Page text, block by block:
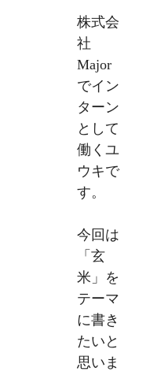
株式会
社
Major
でイン
ターン
として
働くユ
ウキで
す。
今回は
「玄
米」を
テーマ
に書き
たいと
思いま